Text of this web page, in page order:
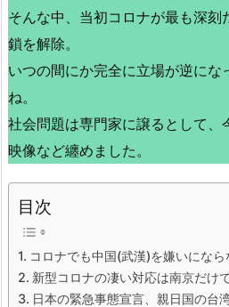
そんな中、当初コロナが最も深
鎖を解除。
いつの間にか完全に立場が逆にな
ね。
社会問題は専門家に譲るとして、
映像など纏めました。
目次
コロナでも中国(武漢)を嫌いになら
新型コロナの凄い対応は南京だけ
日本の緊急事態宣言、親日国の台